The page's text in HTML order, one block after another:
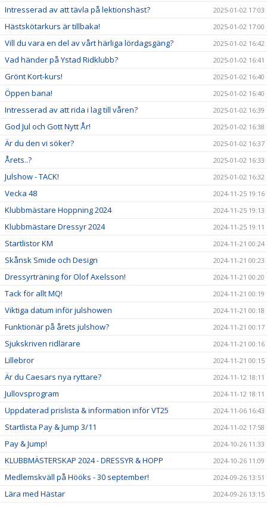
Intresserad av att tävla på lektionshäst? 2025-01-02 17:03
Hästskötarkurs är tillbaka! 2025-01-02 17:00
Vill du vara en del av vårt härliga lördagsgäng? 2025-01-02 16:42
Vad händer på Ystad Ridklubb? 2025-01-02 16:41
Grönt Kort-kurs! 2025-01-02 16:40
Öppen bana! 2025-01-02 16:40
Intresserad av att rida i lag till våren? 2025-01-02 16:39
God Jul och Gott Nytt År! 2025-01-02 16:38
Är du den vi söker? 2025-01-02 16:37
Årets..? 2025-01-02 16:33
Julshow - TACK! 2025-01-02 16:32
Vecka 48 2024-11-25 19:16
Klubbmästare Hoppning 2024 2024-11-25 19:13
Klubbmästare Dressyr 2024 2024-11-25 19:11
Startlistor KM 2024-11-21 00:24
Skånsk Smide och Design 2024-11-21 00:23
Dressyrträning för Olof Axelsson! 2024-11-21 00:20
Tack för allt MQ! 2024-11-21 00:19
Viktiga datum inför julshowen 2024-11-21 00:18
Funktionär på årets julshow? 2024-11-21 00:17
Sjukskriven ridlärare 2024-11-21 00:16
Lillebror 2024-11-21 00:15
Är du Caesars nya ryttare? 2024-11-12 18:11
Jullovsprogram 2024-11-12 18:11
Uppdaterad prislista & information inför VT25 2024-11-06 16:43
Startlista Pay & Jump 3/11 2024-11-02 17:58
Pay & Jump! 2024-10-26 11:33
KLUBBMÄSTERSKAP 2024 - DRESSYR & HOPP 2024-10-26 11:09
Medlemskväll på Hööks - 30 september! 2024-09-26 13:51
Lära med Hästar 2024-09-26 13:15